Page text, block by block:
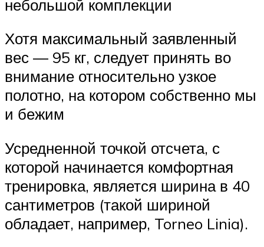
небольшой комплекции
Хотя максимальный заявленный
вес — 95 кг, следует принять во
внимание относительно узкое
полотно, на котором собственно мы
и бежим
Усредненной точкой отсчета, с
которой начинается комфортная
тренировка, является ширина в 40
сантиметров (такой шириной
обладает, например, Torneo Linia).